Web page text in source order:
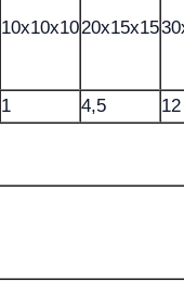
10x10x1020x15x15
1 4,5
12